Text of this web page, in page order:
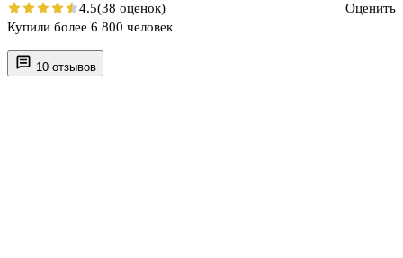
10 отзывов
4.5(38 оценок)
Оценить
Купили более 6 800 человек